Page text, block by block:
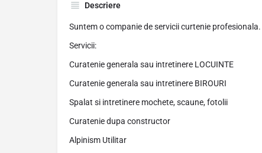
Descriere
Suntem o companie de servicii curtenie profesionala.
Servicii:
Curatenie generala sau intretinere LOCUINTE
Curatenie generala sau intretinere BIROURI
Spalat si intretinere mochete, scaune, fotolii
Curatenie dupa constructor
Alpinism Utilitar